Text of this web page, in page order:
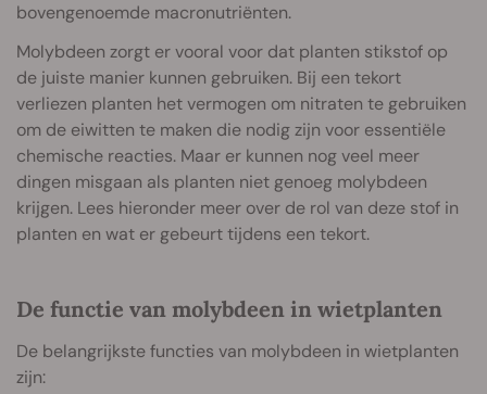
bovengenoemde macronutriënten.
Molybdeen zorgt er vooral voor dat planten stikstof op
de juiste manier kunnen gebruiken. Bij een tekort
verliezen planten het vermogen om nitraten te gebruiken
om de eiwitten te maken die nodig zijn voor essentiële
chemische reacties. Maar er kunnen nog veel meer
dingen misgaan als planten niet genoeg molybdeen
krijgen. Lees hieronder meer over de rol van deze stof in
planten en wat er gebeurt tijdens een tekort.
De functie van molybdeen in wietplanten
De belangrijkste functies van molybdeen in wietplanten
zijn: